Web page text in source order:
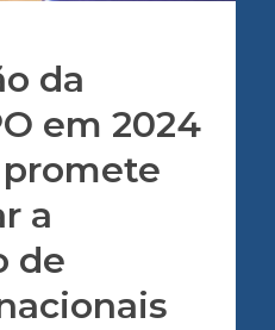
da
em 2024
a
de